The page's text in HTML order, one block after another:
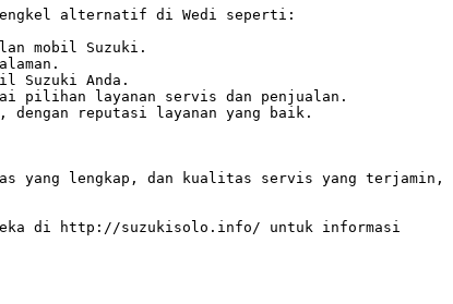
bengkel alternatif di Wedi seperti:
mobil Suzuki.
Suzuki Anda.
pilihan layanan servis dan penjualan.
reputasi layanan yang baik.
yang lengkap, dan kualitas servis yang terjamin,
mereka di http://suzukisolo.info/ untuk informasi